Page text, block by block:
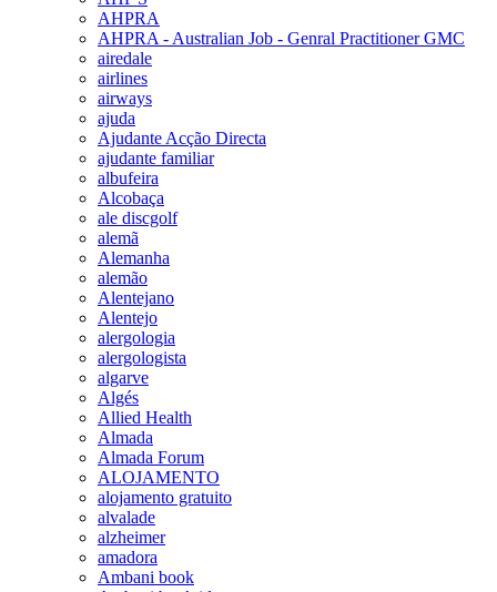
AHPRA
AHPRA - Australian Job - Genral Practitioner GMC
airedale
airlines
airways
ajuda
Ajudante Acção Directa
ajudante familiar
albufeira
Alcobaça
ale discgolf
alemã
Alemanha
alemão
Alentejano
Alentejo
alergologia
alergologista
algarve
Algés
Allied Health
Almada
Almada Forum
ALOJAMENTO
alojamento gratuito
alvalade
alzheimer
amadora
Ambani book